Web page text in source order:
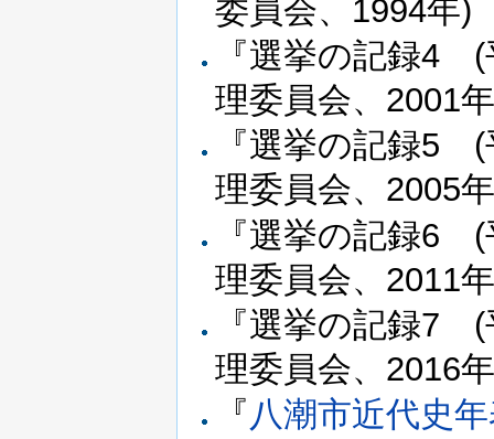
委員会、1994年)
『選挙の記録4 (
理委員会、2001
『選挙の記録5 (
理委員会、2005
『選挙の記録6 (
理委員会、2011
『選挙の記録7 (
理委員会、2016
『 八潮市近代史